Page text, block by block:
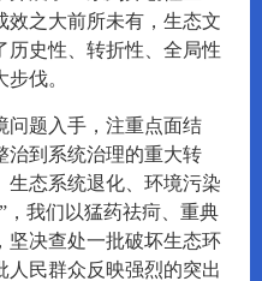
效之大前所未有，生态文
历史性、转折性、全局性
伐。
问题入手，注重点面结
治到系统治理的重大转
生态系统退化、环境污染
，我们以猛药祛疴、重典
坚决查处一批破坏生态环
人民群众反映强烈的突出